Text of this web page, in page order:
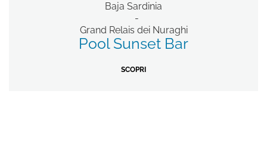
Baja Sardinia
Grand Relais dei Nuraghi
Pool Sunset Bar
SCOPRI